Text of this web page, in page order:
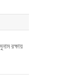
রক্ষায়